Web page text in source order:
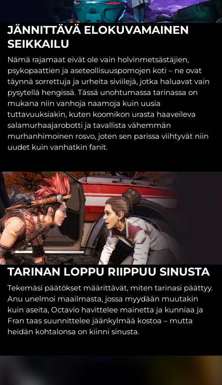
JÄNNITTÄVÄ ELOKUVAMAINEN
SEIKKAILU
Nämä rajamaat eivät ole vain holvinmetsästäjien,
psykopaattien ja aseteollisuuspomojen koti – ne ovat
täynnä sorrettuja ja urheita siviilejä, jotka haluavat vain
pysytellä hengissä. Tässä unohtumassa tarinassa on
mukana niin vanhoja naamoja kuin uusia
tuttavuuksiakin, kuten koomikon urasta haaveileva
salamurhaajarobotti ja tavallista vähemmän
murhanhimoinen rosvo, joten sen parissa viihtyvät niin
uudet kuin vanhatkin fanit.
TARINAN LOPPU RIIPPUU SINUSTA
Tekemäsi päätökset määrittävät, miten tarinasi päättyy.
Anu unelmoi maailmasta, jossa myydään muutakin
kuin aseita, Octavio havittelee mainetta ja kunniaa ja
Fran taas suunnittelee jäänkylmää kostoa – mutta
heidän kohtalonsa on kiinni sinusta.